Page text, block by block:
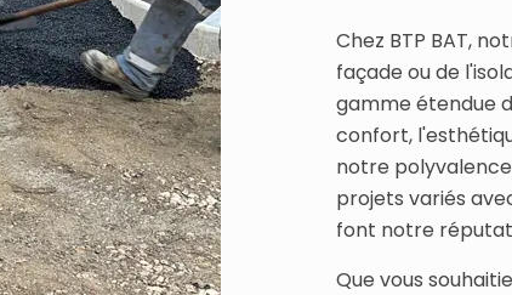
Chez BTP BAT,
façade ou de
gamme étendue
confort,
notre
projets variés
font notre
Que vous